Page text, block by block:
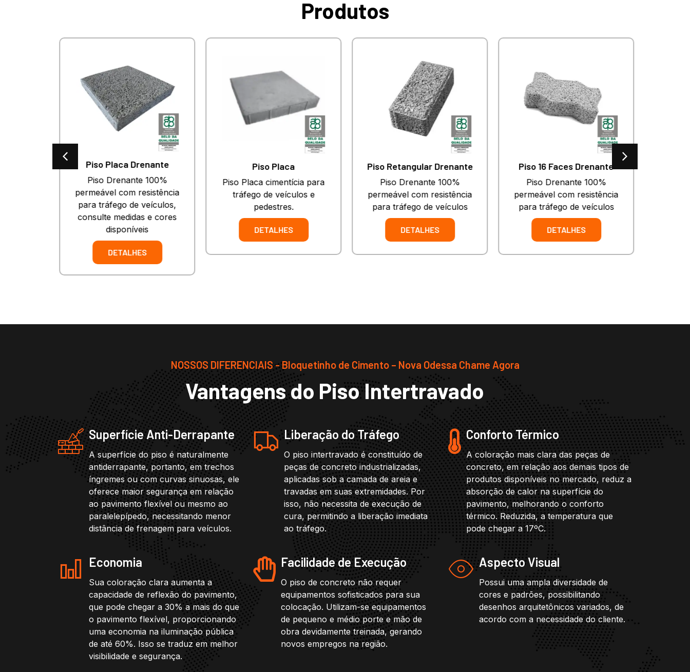
Produtos
Piso Placa Drenante
Piso Drenante 100%
permeável com resistência
para tráfego de veículos,
consulte medidas e cores
disponíveis
DETALHES
Piso Placa
Piso Placa cimentícia para
tráfego de veículos e
pedestres.
DETALHES
Piso Retangular Drenante
Piso Drenante 100%
permeável com resistência
para tráfego de veículos
DETALHES
Piso 16 Faces Drenante
Piso Drenante 100%
permeável com resistência
para tráfego de veículos
DETALHES
NOSSOS DIFERENCIAIS - Bloquetinho de Cimento – Nova Odessa Chame Agora
Vantagens do Piso Intertravado
Superfície Anti-Derrapante
A superfície do piso é naturalmente
antiderrapante, portanto, em trechos
íngremes ou com curvas sinuosas, ele
oferece maior segurança em relação
ao pavimento flexível ou mesmo ao
paralelepípedo, necessitando menor
distância de frenagem para veículos.
Liberação do Tráfego
O piso intertravado é constituído de
peças de concreto industrializadas,
aplicadas sob a camada de areia e
travadas em suas extremidades. Por
isso, não necessita de execução de
cura, permitindo a liberação imediata
ao tráfego.
Conforto Térmico
A coloração mais clara das peças de
concreto, em relação aos demais tipos de
produtos disponíveis no mercado, reduz a
absorção de calor na superfície do
pavimento, melhorando o conforto
térmico. Reduzida, a temperatura que
pode chegar a 17ºC.
Economia
Sua coloração clara aumenta a
capacidade de reflexão do pavimento,
que pode chegar a 30% a mais do que
o pavimento flexível, proporcionando
uma economia na iluminação pública
de até 60%. Isso se traduz em melhor
visibilidade e segurança.
Facilidade de Execução
O piso de concreto não requer
equipamentos sofisticados para sua
colocação. Utilizam-se equipamentos
de pequeno e médio porte e mão de
obra devidamente treinada, gerando
novos empregos na região.
Aspecto Visual
Possui uma ampla diversidade de
cores e padrões, possibilitando
desenhos arquitetônicos variados, de
acordo com a necessidade do cliente.